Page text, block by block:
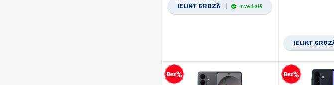
IELIKT GROZĀ Ir veikalā
IELIKT
Bezprocentu kredīts Bezprocentu kredīts